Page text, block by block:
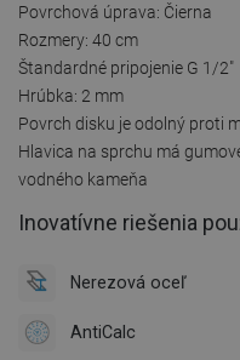
Povrchová úprava: Čierna
Rozmery: 40 cm
Štandardné pripojenie G 1/2"
Hrúbka: 2 mm
Povrch disku je odolný proti
Hlavica na sprchu má
vodného kameňa
Inovatívne riešenia
Nerezová oceľ
AntiCalc